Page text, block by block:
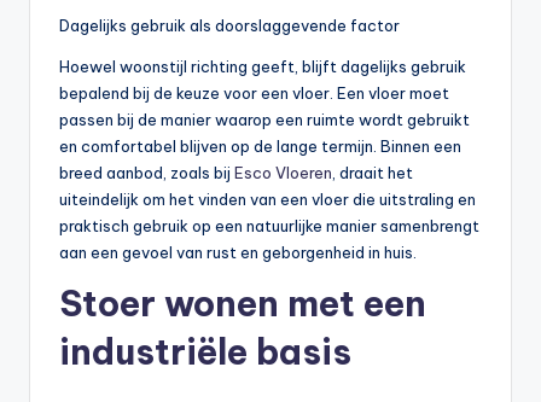
Dagelijks gebruik als doorslaggevende factor
Hoewel woonstijl richting geeft, blijft dagelijks gebruik
bepalend bij de keuze voor een vloer. Een vloer moet
passen bij de manier waarop een ruimte wordt gebruikt
en comfortabel blijven op de lange termijn. Binnen een
breed aanbod, zoals bij Esco Vloeren , draait het
uiteindelijk om het vinden van een vloer die uitstraling en
praktisch gebruik op een natuurlijke manier samenbrengt
aan een gevoel van rust en geborgenheid in huis.
Stoer wonen met een
industriële basis